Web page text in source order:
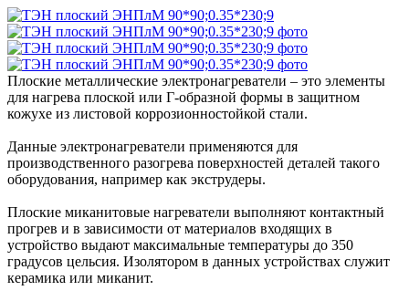
Плоские металлические электронагреватели – это элементы
для нагрева плоской или Г-образной формы в защитном
кожухе из листовой коррозионностойкой стали.
Данные электронагреватели применяются для
производственного разогрева поверхностей деталей такого
оборудования, например как экструдеры.
Плоские миканитовые нагреватели выполняют контактный
прогрев и в зависимости от материалов входящих в
устройство выдают максимальные температуры до 350
градусов цельсия. Изолятором в данных устройствах служит
керамика или миканит.